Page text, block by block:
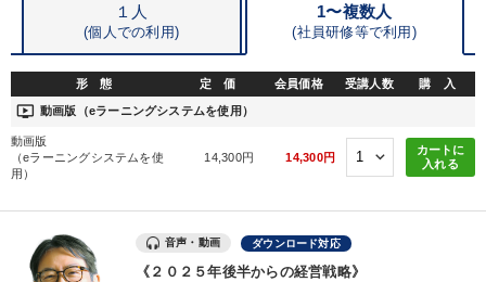
１人
(個人での利用)
1〜複数人
(社員研修等で利用)
形 態 定 価 会員価格 受講人数 購 入
ondemand_video 動画版（eラーニングシステムを使用）
動画版
（eラーニングシステムを使
用）
14,300円 14,300円
カートに
入れる
音声・動画 ダウンロード対応
《２０２５年後半からの経営戦略》